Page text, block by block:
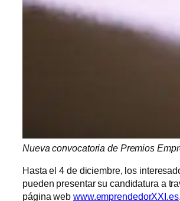
Nueva convocatoria de Premios
Hasta el 4 de diciembre, los
pueden presentar su candidatura a
página web www.emprendedorXXI.es